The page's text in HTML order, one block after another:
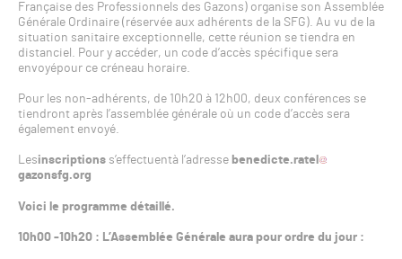
Française des Professionnels des Gazons) organise son Assemblée
Générale Ordinaire (réservée aux adhérents de la SFG). Au vu de la
situation sanitaire exceptionnelle, cette réunion se tiendra en
distanciel. Pour y accéder, un code d’accès spécifique sera
envoyépour ce créneau horaire.
Pour les non-adhérents, de 10h20 à 12h00, deux conférences se
tiendront après l’assemblée générale où un code d’accès sera
également envoyé.
Lesinscriptions s’effectuentà l’adresse benedicte.ratel
gazonsfg.org
Voici le programme détaillé.
10h00 -10h20 : L’Assemblée Générale aura pour ordre du jour :